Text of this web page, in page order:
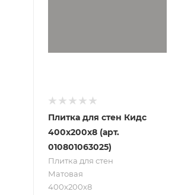
Плитка для стен Кидс
400х200х8 (арт.
010801063025)
Плитка для стен
Матовая
400х200х8